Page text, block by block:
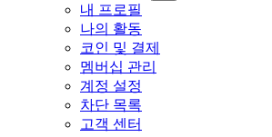
내 프로필
나의 활동
코인 및 결제
멤버십 관리
계정 설정
차단 목록
고객 센터